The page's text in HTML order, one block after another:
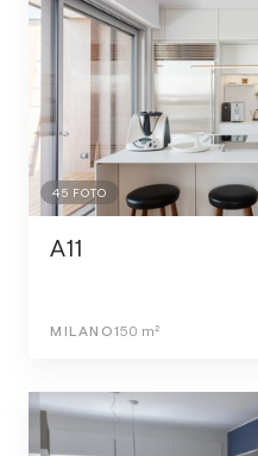
45 FOTO
A11
MILANO150 m²